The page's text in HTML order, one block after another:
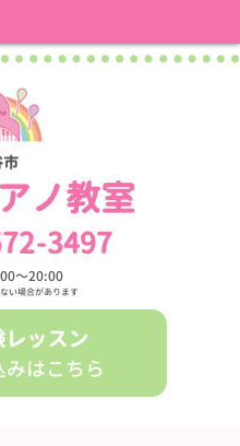
ノ教室
-3497
〜20:00
い場合があります
レッスン
みはこちら